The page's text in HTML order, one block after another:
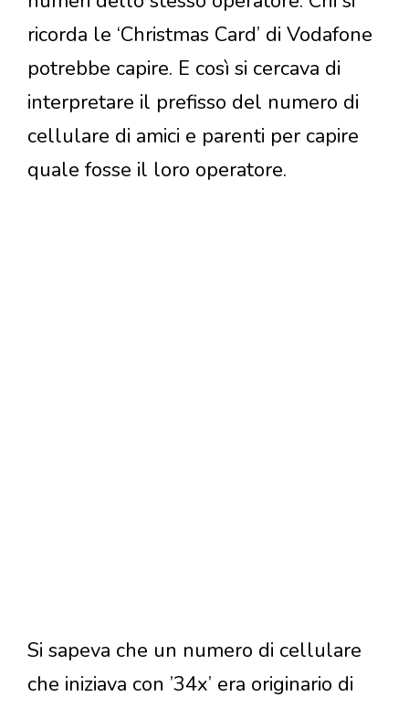
ricorda le ‘Christmas Card’ di Vodafone
potrebbe capire. E così si cercava di
interpretare il prefisso del numero di
cellulare di amici e parenti per capire
quale fosse il loro operatore.
Si sapeva che un numero di cellulare
che iniziava con ’34x’ era originario di